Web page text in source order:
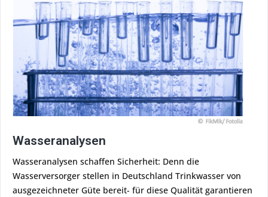
Wasseranalysen
Wasseranalysen schaffen Sicherheit: Denn die
Wasserversorger stellen in Deutschland Trinkwasser von
ausgezeichneter Güte bereit- für diese Qualität garantieren